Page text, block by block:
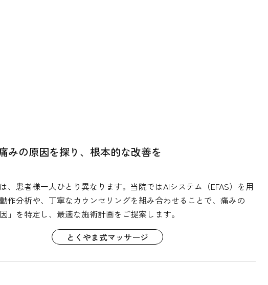
みの原因を探り、根本的な改善を
、患者様一人ひとり異なります。当院ではAIシステム（EFAS）を用
作分析や、丁寧なカウンセリングを組み合わせることで、痛みの
」を特定し、最適な施術計画をご提案します。
とくやま式マッサージ